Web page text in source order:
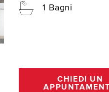
1 Bagni
CHIEDI UN